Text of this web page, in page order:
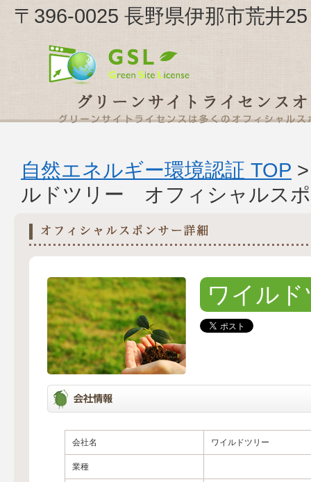
〒396-0025 長野県伊那市荒井
自然エネルギー環境認証 TOP
ルドツリー オフィシャルス
ワイル
会社名 ワイルドツリー
業種